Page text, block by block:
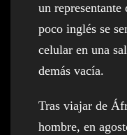
un
poco inglés se
celular en una
demás vacía.
Tras viajar de
hombre, en